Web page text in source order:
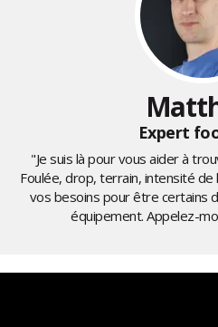
Expert
"Je suis là pour vous aider à
Foulée, drop, terrain, intensité
vos besoins pour être certains
équipement. Appelez-